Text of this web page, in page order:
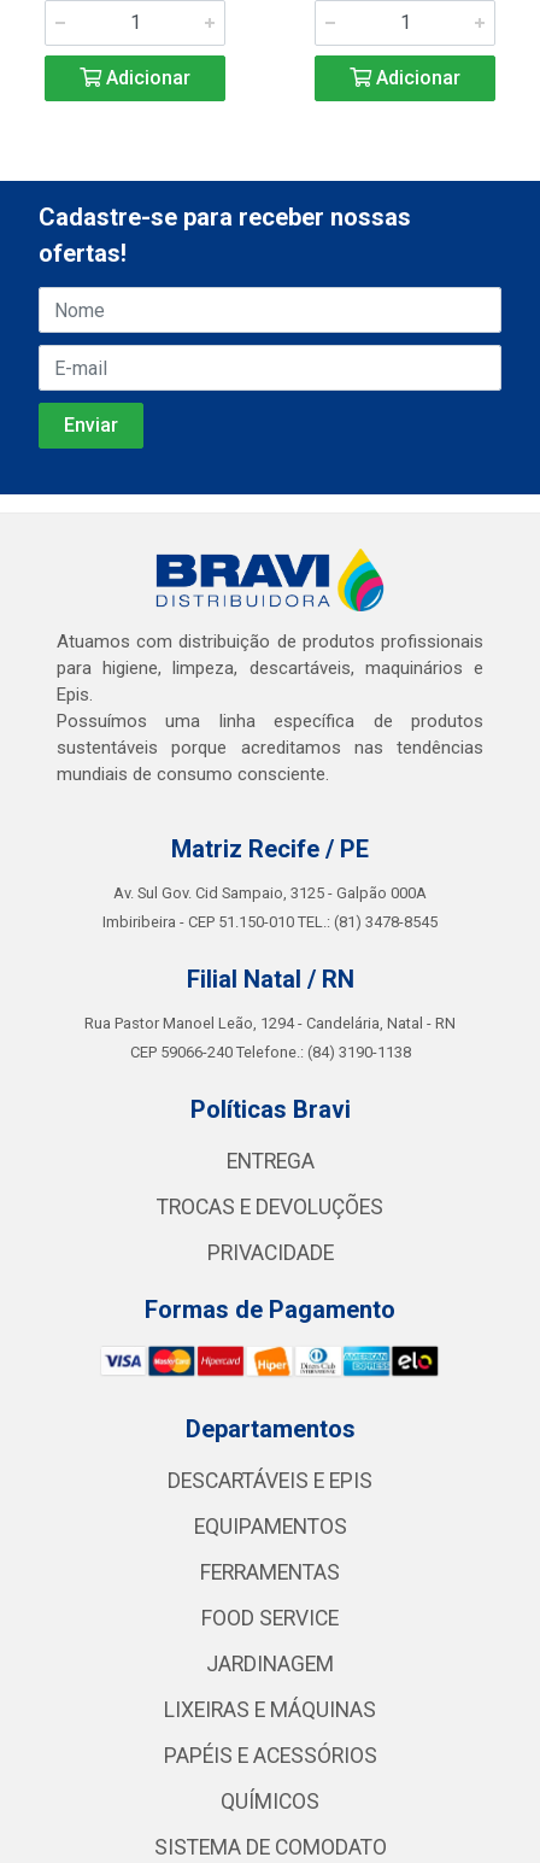
Adicionar Adicionar
Cadastre-se para receber nossas
ofertas!
Atuamos com distribuição de produtos profissionais
para higiene, limpeza, descartáveis, maquinários e
Epis.
Possuímos uma linha específica de produtos
sustentáveis porque acreditamos nas tendências
mundiais de consumo consciente.
Matriz Recife / PE
Av. Sul Gov. Cid Sampaio, 3125 - Galpão 000A
Imbiribeira - CEP 51.150-010 TEL.: (81) 3478-8545
Filial Natal / RN
Rua Pastor Manoel Leão, 1294 - Candelária, Natal - RN
CEP 59066-240 Telefone.: (84) 3190-1138
Políticas Bravi
ENTREGA
TROCAS E DEVOLUÇÕES
PRIVACIDADE
Formas de Pagamento
Departamentos
DESCARTÁVEIS E EPIS
EQUIPAMENTOS
FERRAMENTAS
FOOD SERVICE
JARDINAGEM
LIXEIRAS E MÁQUINAS
PAPÉIS E ACESSÓRIOS
QUÍMICOS
SISTEMA DE COMODATO